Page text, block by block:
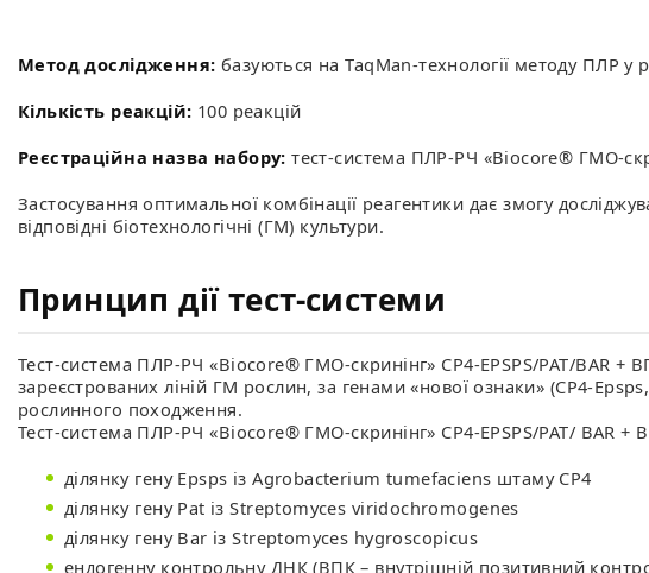
Метод дослідження: базуються на TaqMan-технології методу ПЛР у
Кількість реакцій: 100 реакцій
Реєстраційна назва набору:тест-система ПЛР-РЧ «Biocore® ГМО-
Застосування оптимальної комбінації реагентики дає змогу
відповідні біотехнологічні (ГМ) культури.
Принцип дії тест-системи
Тест-система ПЛР-РЧ «Biocore® ГМО-скринінг» CP4-EPSPS/PAT/BAR
зареєстрованих ліній ГМ рослин, за генами «нової ознаки» (CP4-
рослинного походження.
Тест-система ПЛР-РЧ «Biocore® ГМО-скринінг» CP4-EPSPS/PAT/ BAR
ділянку гену Epsps із Agrobacterіum tumefacіens штаму CP4
ділянку гену Pat із Streptomyces viridochromogenes
ділянку гену Bar із Streptomyces hygroscopicus
ендогенну контрольну ДНК (ВПК – внутрішній позитивний